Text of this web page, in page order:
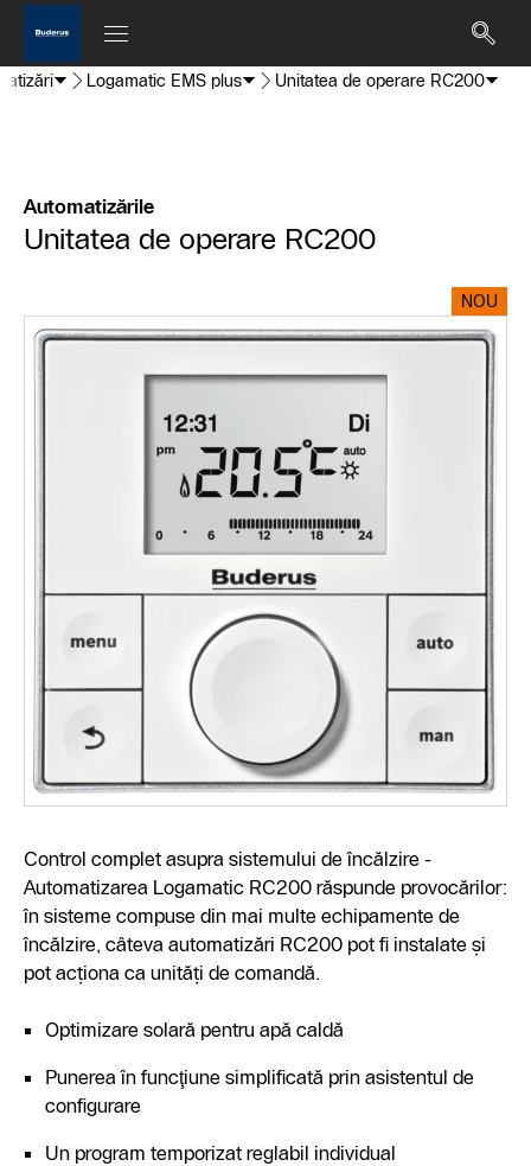
Logamatic EMS plus Unitatea de operare RC200
Automatizările
Unitatea de operare RC200
NOU
Control complet asupra sistemului de încălzire -
Automatizarea Logamatic RC200 răspunde provocărilor:
în sisteme compuse din mai multe echipamente de
încălzire, câteva automatizări RC200 pot fi instalate și
pot acționa ca unități de comandă.
Optimizare solară pentru apă caldă
Punerea în funcţiune simplificată prin asistentul de
configurare
Un program temporizat reglabil individual